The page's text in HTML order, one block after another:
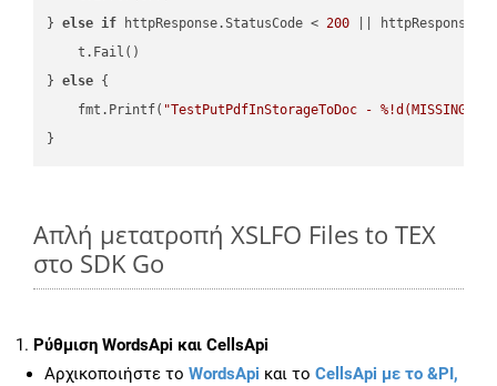
} else if httpResponse.StatusCode < 200 ||
    t.Fail()
} else {
    fmt.Printf(
"TestPutPdfInStorageToDoc - %!d(MISSING)\n"
Απλή μετατροπή XSLFO Files to TEX
στο SDK Go
Ρύθμιση WordsApi και CellsApi
Αρχικοποιήστε το WordsApi και το CellsApi με το &PI,